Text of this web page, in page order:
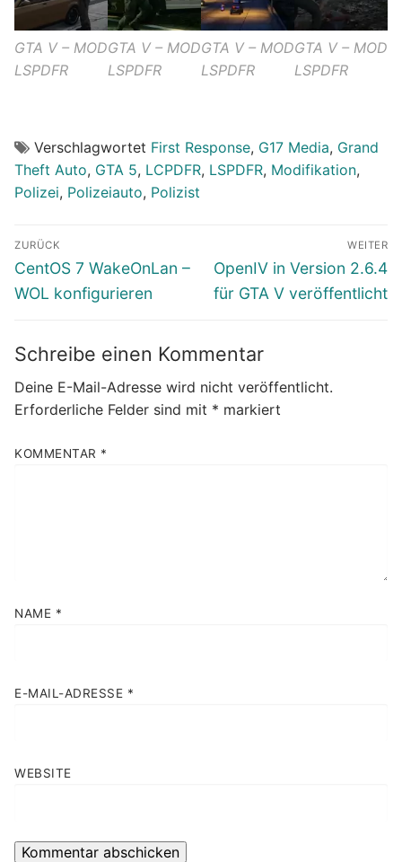
GTA V – MOD
LSPDFR
GTA V – MOD
LSPDFR
GTA V – MOD
LSPDFR
GTA V – MOD
LSPDFR
Verschlagwortet First Response, G17 Media, Grand
Theft Auto, GTA 5, LCPDFR, LSPDFR, Modifikation,
Polizei, Polizeiauto, Polizist
Beitragsnavigation
ZURÜCK
Vorheriger
Beitrag:
CentOS 7 WakeOnLan –
WOL konfigurieren
WEITER
Nächster
Beitrag:
OpenIV in Version 2.6.4
für GTA V veröffentlicht
Schreibe einen Kommentar
Deine E-Mail-Adresse wird nicht veröffentlicht.
Erforderliche Felder sind mit * markiert
KOMMENTAR *
NAME *
E-MAIL-ADRESSE *
WEBSITE